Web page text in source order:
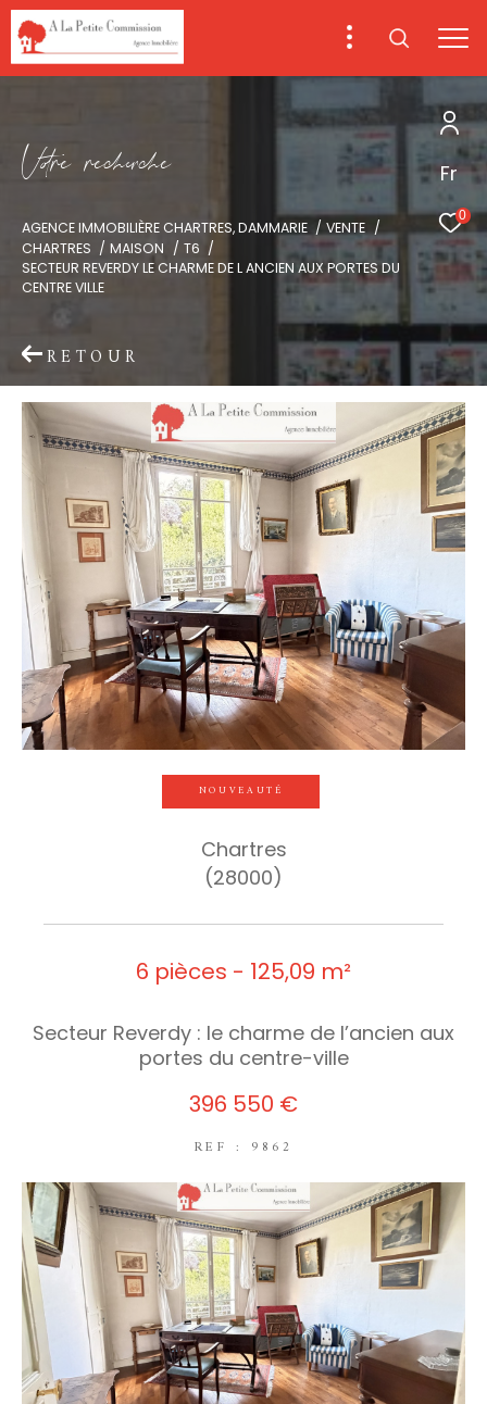
Fr
0
Vore recece
AGENCE IMMOBILIÈRE CHARTRES, DAMMARIE
VENTE
CHARTRES
MAISON
T6
SECTEUR REVERDY LE CHARME DE L ANCIEN AUX PORTES DU
CENTRE VILLE
RETOUR
NOUVEAUTÉ
Chartres
(28000)
6 pièces - 125,09 m²
Secteur Reverdy : le charme de l’ancien aux
portes du centre-ville
396 550 €
REF : 9862